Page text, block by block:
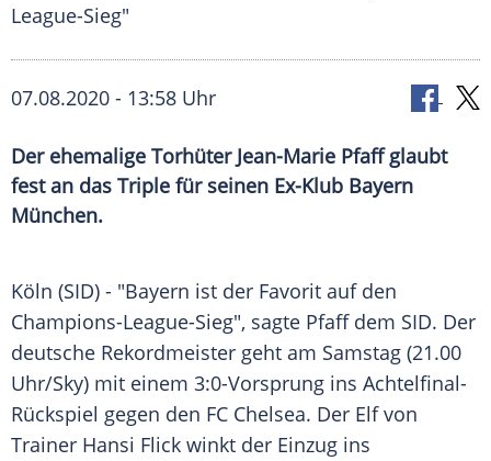
League-Sieg"
07.08.2020 - 13:58 Uhr
Der ehemalige Torhüter Jean-Marie Pfaff glaubt
fest an das Triple für seinen Ex-Klub Bayern
München.
Köln (SID) - "Bayern ist der Favorit auf den
Champions-League-Sieg", sagte Pfaffdem SID. Der
deutsche Rekordmeister geht am Samstag (21.00
Uhr/Sky) mit einem 3:0-Vorsprung ins Achtelfinal-
Rückspiel gegen den FC Chelsea. Der Elf von
Trainer Hansi Flick winkt der Einzug ins